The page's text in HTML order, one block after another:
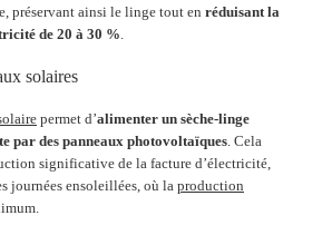
préservant ainsi le linge tout en réduisant la
de 20 à 30 %.
solaires
permet d’alimenter un sèche-linge
par des panneaux photovoltaïques. Cela
significative de la facture d’électricité,
journées ensoleillées, où la production